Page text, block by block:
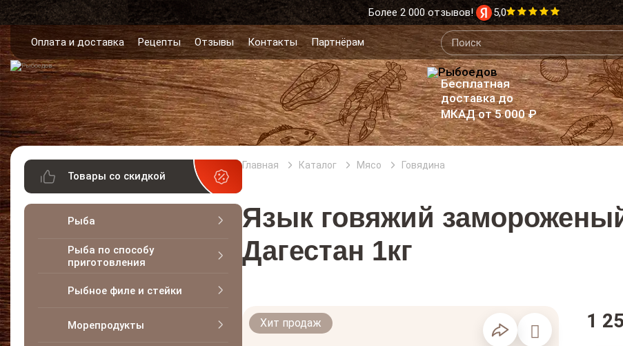
Более 2 000 отзывов! 5,0
Оплата и доставка Рецепты Отзывы Контакты Партнёрам
Бесплатная
доставка до
МКАД от 5 000 ₽
Товары со скидкой
Рыба
Рыба по способу
приготовления
Рыбное филе и стейки
Морепродукты
Главная Каталог Мясо Говядина
Язык говяжий
Дагестан 1кг
Хит продаж 1